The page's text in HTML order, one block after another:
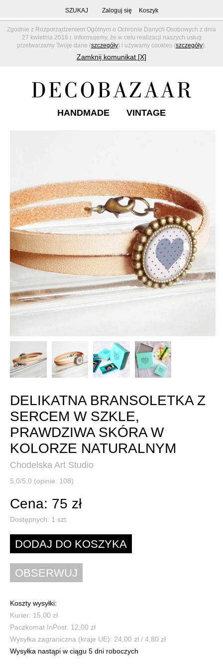
Zgodnie z Rozporządzeniem Ogólnym o Ochronie Danych Osobowych z dnia
27 kwietnia 2016 r. informujemy, że w celu realizacji naszych usług
przetwarzamy Twoje dane (szczegóły) i używamy cookies (szczegóły).
Zamknij komunikat [X]
SZUKAJ Zaloguj się Koszyk
HANDMADE VINTAGE
DELIKATNA BRANSOLETKA Z
SERCEM W SZKLE,
PRAWDZIWA SKÓRA W
KOLORZE NATURALNYM
Chodelska Art Studio
5,0/5,0 (opinie: 108)
Cena: 75 zł
Dostępnych: 1 szt.
Koszty wysyłki:
Kurier: 15,00 zł
Paczkomat InPost: 12,00 zł
Wysyłka zagraniczna (kraje UE): 24,00 zł / 4,80 zł
Wysyłka nastąpi w ciągu 5 dni roboczych